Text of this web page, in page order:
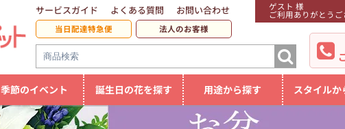
ゲスト 様
ご利用ありがとうご
サービスガイド よくある質問 お問い合わせ
当日配達特急便 法人のお客様
季節のイベント 誕生日の花を探す 用途から探す スタイルか